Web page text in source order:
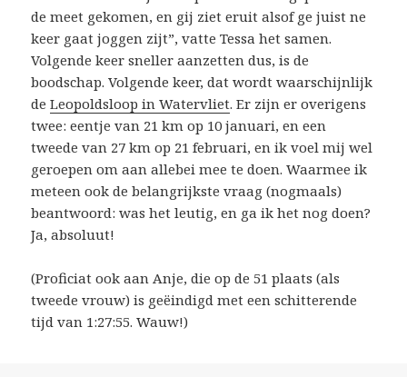
de meet gekomen, en gij ziet eruit alsof ge juist ne
keer gaat joggen zijt”, vatte Tessa het samen.
Volgende keer sneller aanzetten dus, is de
boodschap. Volgende keer, dat wordt waarschijnlijk
deLeopoldsloop in Watervliet. Er zijn er overigens
twee: eentje van 21 km op 10 januari, en een
tweede van 27 km op 21 februari, en ik voel mij wel
geroepen om aan allebei mee te doen. Waarmee ik
meteen ook de belangrijkste vraag (nogmaals)
beantwoord: was het leutig, en ga ik het nog doen?
Ja, absoluut!
(Proficiat ook aan Anje, die op de 51 plaats (als
tweede vrouw) is geëindigd met een schitterende
tijd van 1:27:55. Wauw!)